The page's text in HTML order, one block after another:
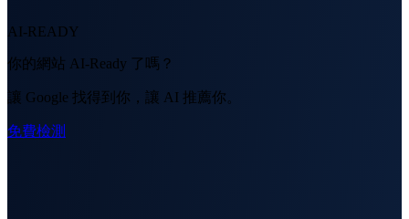
AI-READY
你的網站 AI-Ready 了嗎？
讓 Google 找得到你，讓 AI 推薦你。
免費檢測